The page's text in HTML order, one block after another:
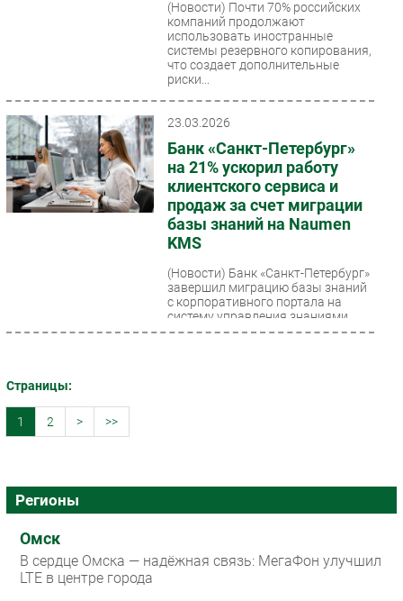
(Новости) Почти 70% российских
компаний продолжают
использовать иностранные
системы резервного копирования,
что создает дополнительные
риски...
23.03.2026
Банк «Санкт-Петербург»
на 21% ускорил работу
клиентского сервиса и
продаж за счет миграции
базы знаний на Naumen
KMS
(Новости) Банк «Санкт-Петербург»
завершил миграцию базы знаний
с корпоративного портала на
систему управления знаниями
Naumen Knowledge Management...
Страницы:
1 2 > >>
Регионы
Омск
В сердце Омска — надёжная связь: МегаФон улучшил
LTE в центре города